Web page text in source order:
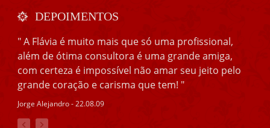
DEPOIMENTOS
" A Flávia é muito mais que só uma profissional,
além de ótima consultora é uma grande amiga,
com certeza é impossível não amar seu jeito pelo
grande coração e carisma que tem! "
Jorge Alejandro - 22.08.09